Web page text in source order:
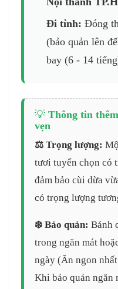
Đi tỉnh: Đóng
(bảo quản lên
bay (6 - 14
💡 Thông tin
vẹn
⚖️ Trọng lượng:
tươi tuyển chọn có
đảm bảo cùi dừa
có trọng lượng
❄️ Bảo quản: Bánh
trong ngăn mát
ngày (Ăn ngon
Khi bảo quản ngăn